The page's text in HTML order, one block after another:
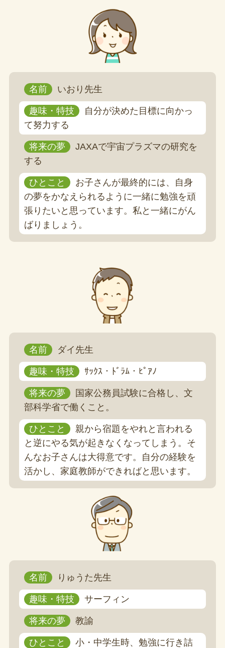
名前 いおり先生
趣味・特技
自分が決めた目標に向かっ
て努力する
将来の夢
JAXAで宇宙プラズマの研究を
する
ひとこと
お子さんが最終的には、自身
の夢をかなえられるように一緒に勉強を頑
張りたいと思っています。私と一緒にがん
ばりましょう。
名前 ダイ先生
趣味・特技 ｻｯｸｽ・ﾄﾞﾗﾑ・ﾋﾟｱﾉ
将来の夢
国家公務員試験に合格し、文
部科学省で働くこと。
ひとこと
親から宿題をやれと言われる
と逆にやる気が起きなくなってしまう。そ
んなお子さんは大得意です。自分の経験を
活かし、家庭教師ができればと思います。
名前 りゅうた先生
趣味・特技 サーフィン
将来の夢 教諭
ひとこと
小・中学生時、勉強に行き詰